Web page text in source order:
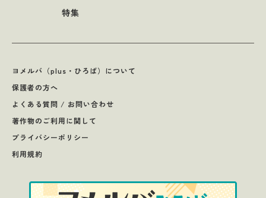
特集
ヨメルバ（plus・ひろば）について
保護者の方へ
よくある質問 / お問い合わせ
著作物のご利用に関して
プライバシーポリシー
利用規約